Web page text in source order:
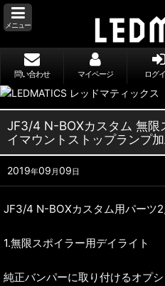
メニュー
問い合わせ マイページ ログ
JF3/4 N-BOXカスタム 無限
イマウントストップランプ
2019年09 月09日
JF3/4 N-BOXカスタム用パーツ2
1.無限スポイラー用デイライト
純正バンパーに取り付けるオプ